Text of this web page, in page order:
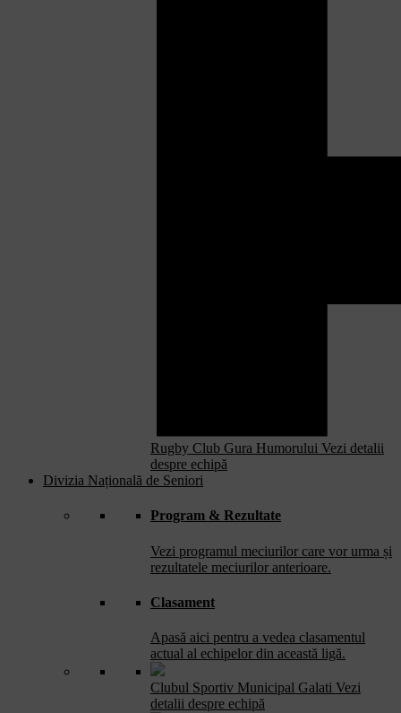
Rugby Club Gura Humorului Vezi detalii
despre echipă
Divizia Națională de Seniori
Program & Rezultate
Vezi programul meciurilor care vor urma și
rezultatele meciurilor anterioare.
Clasament
Apasă aici pentru a vedea clasamentul
actual al echipelor din această ligă.
Clubul Sportiv Municipal Galati Vezi
detalii despre echipă